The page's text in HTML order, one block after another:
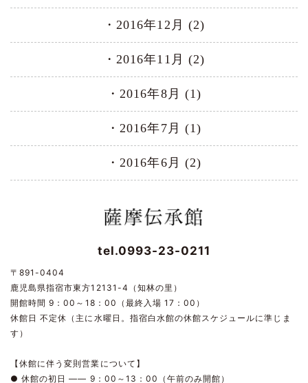
2016年12月 (2)
2016年11月 (2)
2016年8月 (1)
2016年7月 (1)
2016年6月 (2)
tel.0993-23-0211
〒891-0404
鹿児島県指宿市東方12131-4（知林の里）
開館時間 9：00～18：00（最終入場 17：00）
休館日 不定休（主に水曜日。指宿白水館の休館スケジュールに準じま
す）
【休館に伴う変則営業について】
● 休館の初日 ―― 9：00～13：00（午前のみ開館）